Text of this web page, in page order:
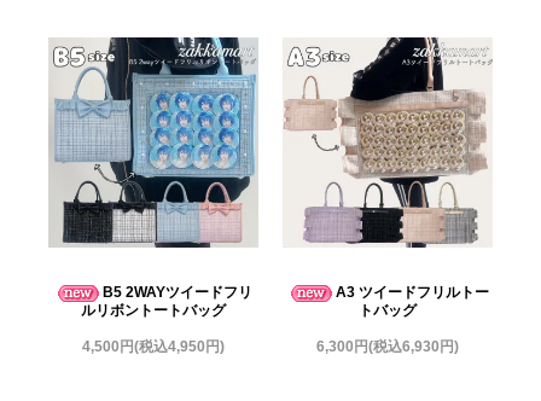
B5 2WAYツイードフリ
ルリボントートバッグ
4,500円(税込4,950円)
A3 ツイードフリルトー
トバッグ
6,300円(税込6,930円)